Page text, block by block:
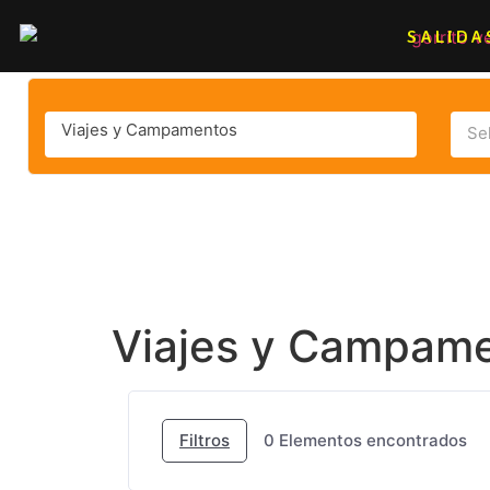
Viajes y Campamentos
Viajes y
Filtros 0 Elementos encontrados